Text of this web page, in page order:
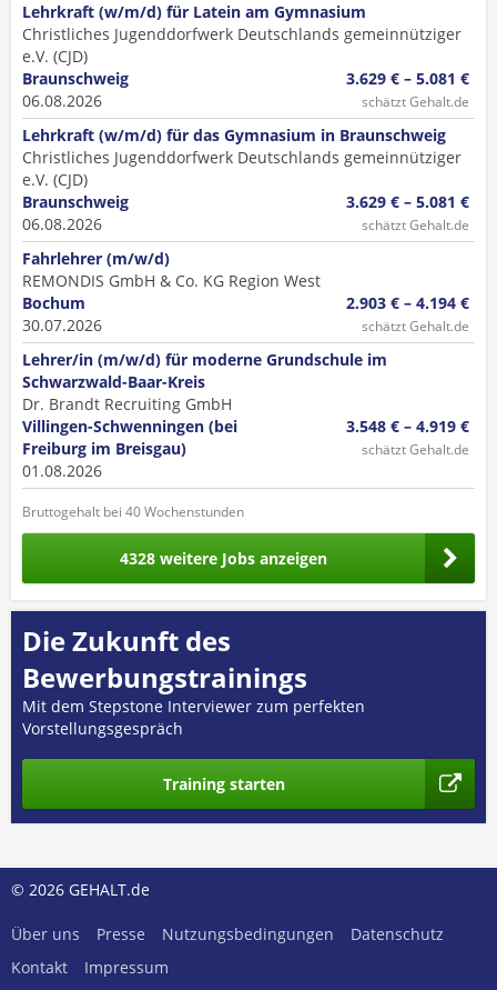
Lehrkraft (w/m/d) für Latein am Gymnasium
Christliches Jugenddorfwerk Deutschlands gemeinnütziger
e.V. (CJD)
Braunschweig
06.08.2026
3.629 € – 5.081 €
schätzt Gehalt.de
Lehrkraft (w/m/d) für das Gymnasium in Braunschweig
Christliches Jugenddorfwerk Deutschlands gemeinnütziger
e.V. (CJD)
Braunschweig
06.08.2026
3.629 € – 5.081 €
schätzt Gehalt.de
Fahrlehrer (m/w/d)
REMONDIS GmbH & Co. KG Region West
Bochum
30.07.2026
2.903 € – 4.194 €
schätzt Gehalt.de
Lehrer/in (m/w/d) für moderne Grundschule im
Schwarzwald-Baar-Kreis
Dr. Brandt Recruiting GmbH
Villingen-Schwenningen (bei
Freiburg im Breisgau)
01.08.2026
3.548 € – 4.919 €
schätzt Gehalt.de
Bruttogehalt bei 40 Wochenstunden
4328 weitere Jobs anzeigen
Die Zukunft des
Bewerbungstrainings
Mit dem Stepstone Interviewer zum perfekten
Vorstellungsgespräch
Training starten
© 2026 GEHALT.de
Über uns Presse Nutzungsbedingungen
Datenschutz
Kontakt
Impressum